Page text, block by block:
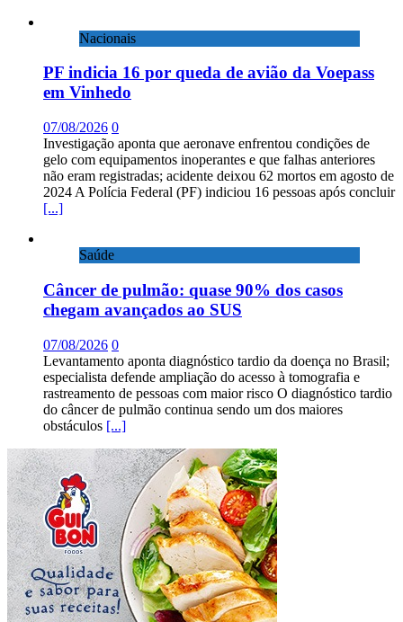
Nacionais
PF indicia 16 por queda de avião da Voepass
em Vinhedo
07/08/2026 0
Investigação aponta que aeronave enfrentou condições de
gelo com equipamentos inoperantes e que falhas anteriores
não eram registradas; acidente deixou 62 mortos em agosto de
2024 A Polícia Federal (PF) indiciou 16 pessoas após concluir
[...]
Saúde
Câncer de pulmão: quase 90% dos casos
chegam avançados ao SUS
07/08/2026 0
Levantamento aponta diagnóstico tardio da doença no Brasil;
especialista defende ampliação do acesso à tomografia e
rastreamento de pessoas com maior risco O diagnóstico tardio
do câncer de pulmão continua sendo um dos maiores
obstáculos [...]